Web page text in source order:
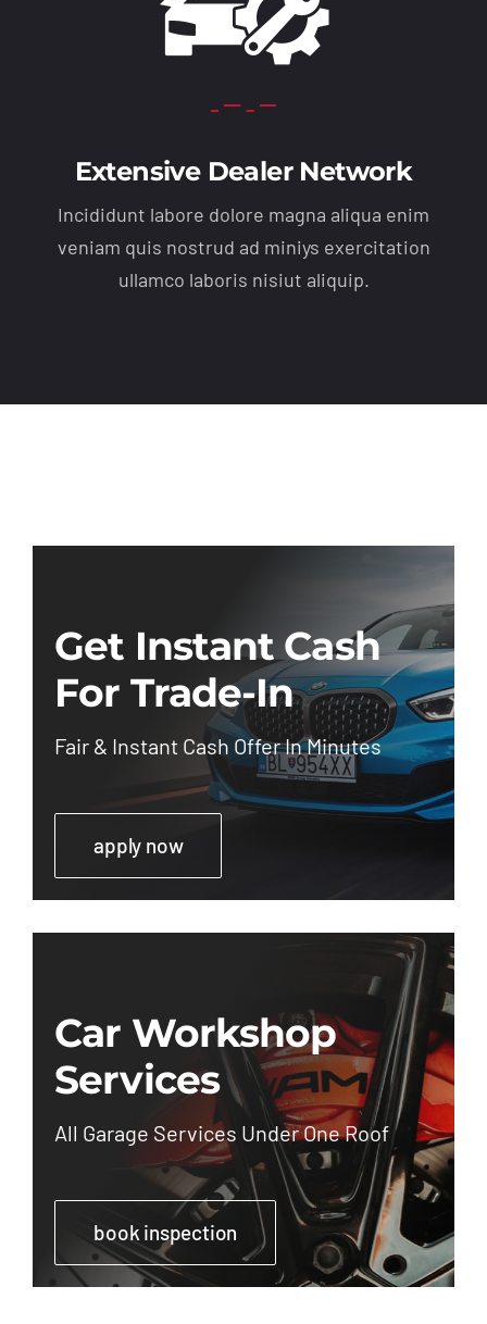
Extensive Dealer Network
Incididunt labore dolore magna aliqua enim
veniam quis nostrud ad miniys exercitation
ullamco laboris nisiut aliquip.
Get Instant Cash
For Trade-In
Fair & Instant Cash Offer In Minutes
apply now
Car Workshop
Services
All Garage Services Under One Roof
book inspection